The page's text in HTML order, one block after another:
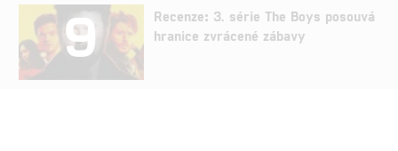
9
Recenze: 3. série The Boys posouvá
hranice zvrácené zábavy